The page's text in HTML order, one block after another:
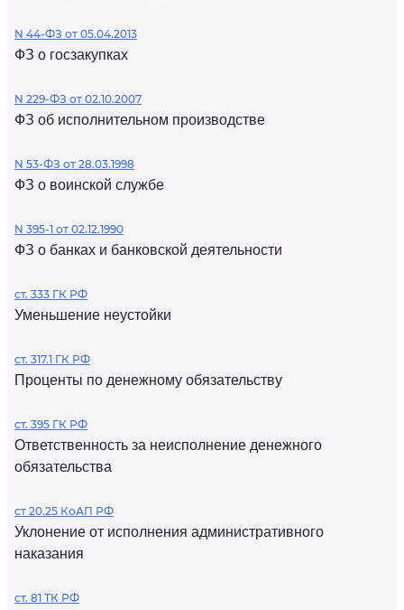
N 44-ФЗ от 05.04.2013
ФЗ о госзакупках
N 229-ФЗ от 02.10.2007
ФЗ об исполнительном производстве
N 53-ФЗ от 28.03.1998
ФЗ о воинской службе
N 395-1 от 02.12.1990
ФЗ о банках и банковской деятельности
ст. 333 ГК РФ
Уменьшение неустойки
ст. 317.1 ГК РФ
Проценты по денежному обязательству
ст. 395 ГК РФ
Ответственность за неисполнение денежного
обязательства
ст 20.25 КоАП РФ
Уклонение от исполнения административного
наказания
ст. 81 ТК РФ